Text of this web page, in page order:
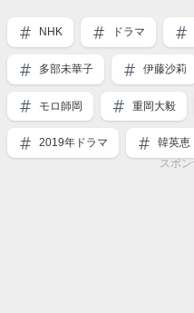
NHK ドラマ
多部未華子 伊藤沙莉
モロ師岡 重岡大毅
2019年ドラマ
韓英恵
スポ